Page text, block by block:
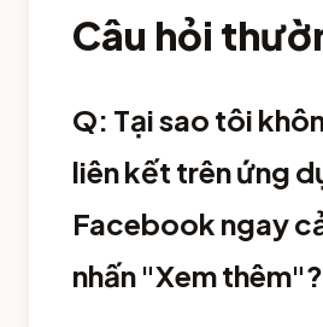
Câu hỏi
Q: Tại sao tôi
liên kết trên ứng
Facebook ngay
nhấn "Xem thêm"?